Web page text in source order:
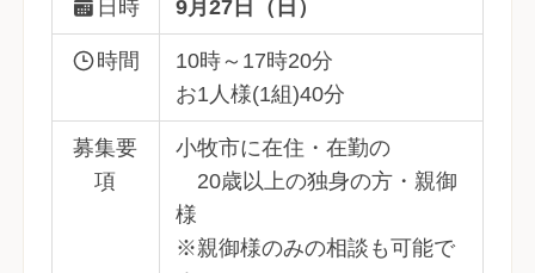
日時 9月27日（日）
時間
10時～17時20分
お1人様(1組)40分
募集要
項
小牧市に在住・在勤の
20歳以上の独身の方・親御
様
※親御様のみの相談も可能で